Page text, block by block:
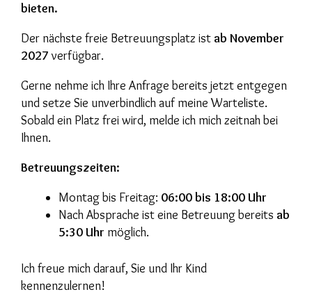
bieten.
Der nächste freie Betreuungsplatz ist ab November
2027verfügbar.
Gerne nehme ich Ihre Anfrage bereits jetzt entgegen
und setze Sie unverbindlich auf meine Warteliste.
Sobald ein Platz frei wird, melde ich mich zeitnah bei
Ihnen.
Betreuungszeiten:
Montag bis Freitag: 06:00 bis 18:00 Uhr
Nach Absprache ist eine Betreuung bereits ab
5:30 Uhr möglich.
Ich freue mich darauf, Sie und Ihr Kind
kennenzulernen!